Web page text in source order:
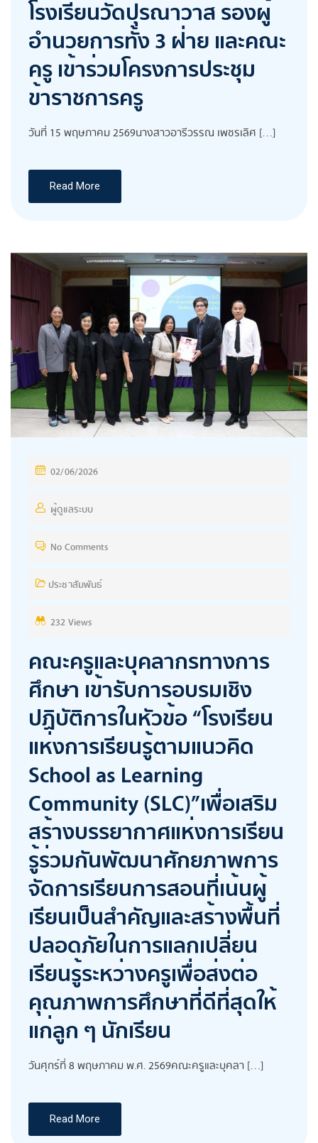
โรงเรียนวัดปุรณาวาส รองผู้
อำนวยการทั้ง 3 ฝ่าย และคณะ
ครู เข้าร่วมโครงการประชุม
ข้าราชการครู
วันที่ 15 พฤษภาคม 2569นางสาวอารีวรรณ เพชรเลิศ […]
Read More
P
S
E
O
02/06/2026
ผู้ดูแลระบบ
No Comments
ประชาสัมพันธ์
232 Views
คณะครูและบุคลากรทางการ
ศึกษา เข้ารับการอบรมเชิง
ปฏิบัติการในหัวข้อ “โรงเรียน
แห่งการเรียนรู้ตามแนวคิด
School as Learning
Community (SLC)”เพื่อเสริม
สร้างบรรยากาศแห่งการเรียน
รู้ร่วมกันพัฒนาศักยภาพการ
จัดการเรียนการสอนที่เน้นผู้
เรียนเป็นสำคัญและสร้างพื้นที่
ปลอดภัยในการแลกเปลี่ยน
เรียนรู้ระหว่างครูเพื่อส่งต่อ
คุณภาพการศึกษาที่ดีที่สุดให้
แก่ลูก ๆ นักเรียน
วันศุกร์ที่ 8 พฤษภาคม พ.ศ. 2569คณะครูและบุคลา […]
Read More